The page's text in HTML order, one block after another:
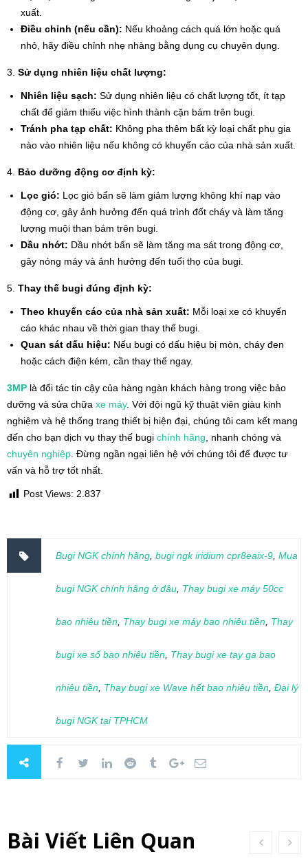
xuất.
Điều chỉnh (nếu cần): Nếu khoảng cách quá lớn hoặc quá
nhỏ, hãy điều chỉnh nhẹ nhàng bằng dụng cụ chuyên dụng.
3. Sử dụng nhiên liệu chất lượng:
Nhiên liệu sạch: Sử dụng nhiên liệu có chất lượng tốt, ít tạp
chất để giảm thiểu việc hình thành cặn bám trên bugi.
Tránh pha tạp chất: Không pha thêm bất kỳ loại chất phụ gia
nào vào nhiên liệu nếu không có khuyến cáo của nhà sản xuất.
4. Bảo dưỡng động cơ định kỳ:
Lọc gió: Lọc gió bẩn sẽ làm giảm lượng không khí nạp vào
động cơ, gây ảnh hưởng đến quá trình đốt cháy và làm tăng
lượng muội than bám trên bugi.
Dầu nhớt: Dầu nhớt bẩn sẽ làm tăng ma sát trong động cơ,
gây nóng máy và ảnh hưởng đến tuổi thọ của bugi.
5. Thay thế bugi đúng định kỳ:
Theo khuyến cáo của nhà sản xuất: Mỗi loại xe có khuyến
cáo khác nhau về thời gian thay thế bugi.
Quan sát dấu hiệu: Nếu bugi có dấu hiệu bị mòn, cháy đen
hoặc cách điện kém, cần thay thế ngay.
3MP là đối tác tin cậy của hàng ngàn khách hàng trong việc bảo
dưỡng và sửa chữa xe máy. Với đội ngũ kỹ thuật viên giàu kinh
nghiệm và hệ thống trang thiết bị hiện đại, chúng tôi cam kết mang
đến cho bạn dịch vụ thay thế bugi chính hãng, nhanh chóng và
chuyên nghiệp. Đừng ngần ngại liên hệ với chúng tôi để được tư
vấn và hỗ trợ tốt nhất.
Post Views: 2.837
Bugi NGK chính hãng, bugi ngk iridium cpr8eaix-9, Mua
bugi NGK chính hãng ở đâu, Thay bugi xe máy 50cc
bao nhiêu tiền, Thay bugi xe máy bao nhiêu tiền, Thay
bugi xe số bao nhiêu tiền, Thay bugi xe tay ga bao
nhiêu tiền, Thay bugi xe Wave hết bao nhiêu tiền, Đại lý
bugi NGK tại TPHCM
Bài Viết Liên Quan